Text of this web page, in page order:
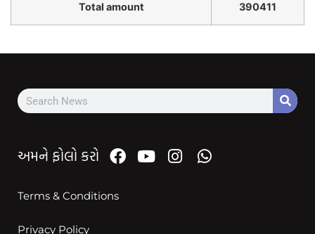
Total amount 390411
અમને ફોલો કરો
Terms & Conditions
Privacy Policy